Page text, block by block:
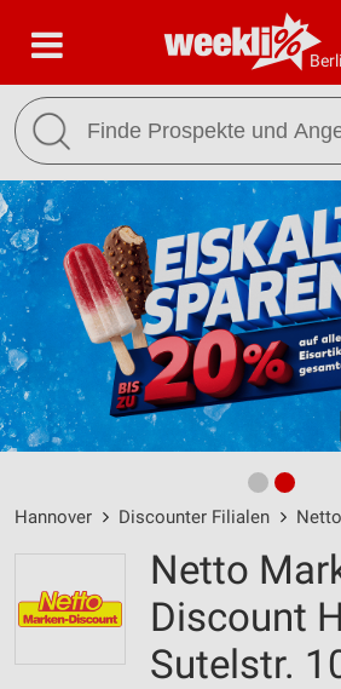
Hannover Discounter Filialen
Netto
Discount
Sutelstr.